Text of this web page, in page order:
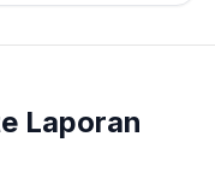
Laporan